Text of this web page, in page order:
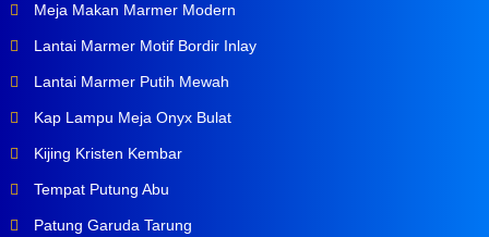
Meja Makan Marmer Modern
Lantai Marmer Motif Bordir Inlay
Lantai Marmer Putih Mewah
Kap Lampu Meja Onyx Bulat
Kijing Kristen Kembar
Tempat Putung Abu
Patung Garuda Tarung